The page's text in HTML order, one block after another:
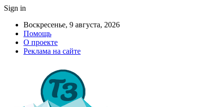
Sign in
Воскресенье, 9 августа, 2026
Помощь
О проекте
Реклама на сайте